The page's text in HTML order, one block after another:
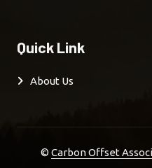
Quick Link
About Us
© Carbon Offset